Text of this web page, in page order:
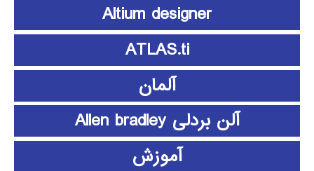
Altium designer
ATLAS.ti
آلمان
آلن بردلی Allen bradley
آموزش